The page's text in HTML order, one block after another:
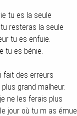
tu es la seule
resteras la seule
tu es enfuie.
tu es bénie.
fait des erreurs
grand malheur.
ne les ferais plus
jour où tu m as émue